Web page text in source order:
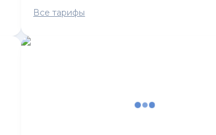
Все тарифы